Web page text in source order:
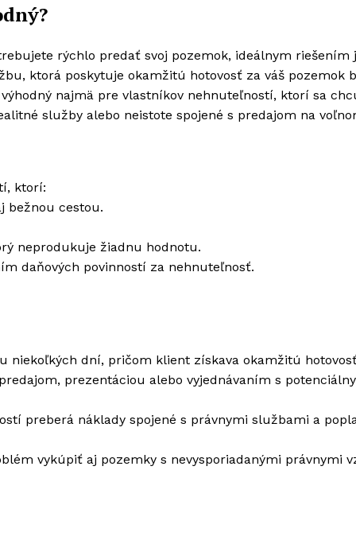
rýchlo predať svoj pozemok, ideálnym riešením
ktorá poskytuje okamžitú hotovosť za váš pozemok
najmä pre vlastníkov nehnuteľností, ktorí sa
služby alebo neistote spojené s predajom na
ktorí:
bežnou cestou.
neprodukuje žiadnu hodnotu.
daňových povinností za nehnuteľnosť.
niekoľkých dní, pričom klient získava okamžitú
prezentáciou alebo vyjednávaním s
preberá náklady spojené s právnymi službami a
vykúpiť aj pozemky s nevysporiadanými právnymi